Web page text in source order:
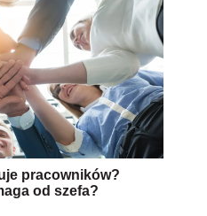
pracowników?
od szefa?